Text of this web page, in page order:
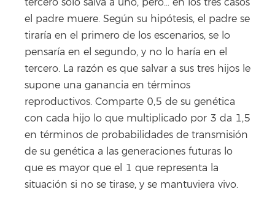
el padre muere. Según su hipótesis, el padre se
tiraría en el primero de los escenarios, se lo
pensaría en el segundo, y no lo haría en el
tercero. La razón es que salvar a sus tres hijos le
supone una ganancia en términos
reproductivos. Comparte 0,5 de su genética
con cada hijo lo que multiplicado por 3 da 1,5
en términos de probabilidades de transmisión
de su genética a las generaciones futuras lo
que es mayor que el 1 que representa la
situación si no se tirase, y se mantuviera vivo.